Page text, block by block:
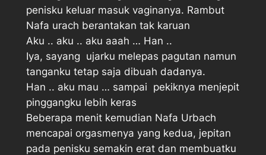
penisku keluar masuk vaginanya. Rambut
Nafa urach berantakan tak karuan
Aku .. aku .. aku aaah … Han .. 
Iya, sayang  ujarku melepas pagutan namun
tanganku tetap saja dibuah dadanya.
Han .. aku mau … sampai  pekiknya menjepit
pinggangku lebih keras
Beberapa menit kemudian Nafa Urbach
mencapai orgasmenya yang kedua, jepitan
pada penisku semakin erat dan membuatku